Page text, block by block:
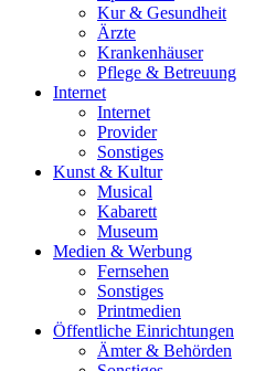
Kur & Gesundheit
Ärzte
Krankenhäuser
Pflege & Betreuung
Internet
Internet
Provider
Sonstiges
Kunst & Kultur
Musical
Kabarett
Museum
Medien & Werbung
Fernsehen
Sonstiges
Printmedien
Öffentliche Einrichtungen
Ämter & Behörden